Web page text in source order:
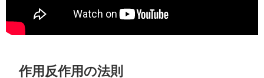
作用反作用の法則